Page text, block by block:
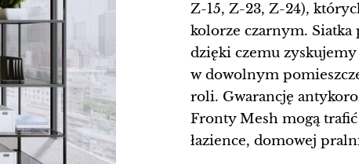
Z-15, Z-23, Z-24),
kolorze czarnym. Siatka
dzięki czemu
w dowolnym
roli. Gwarancję
Fronty Mesh mogą
łazience, domowej